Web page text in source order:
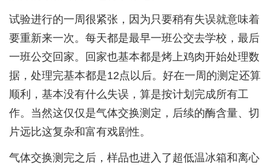
试验进行的一周很紧张，因为只要稍有失误就意味着
要重新来一次。每天都是最早一班公交去学校，最后
一班公交回家。回家也基本都是烤上鸡肉开始处理数
据，处理完基本都是12点以后。好在一周的测定还算
顺利，基本没有什么失误，算是按计划完成所有工
作。当然这仅仅是气体交换测定，后续的酶含量、切
片远比这复杂和富有戏剧性。
气体交换测完之后，样品也进入了超低温冰箱和离心